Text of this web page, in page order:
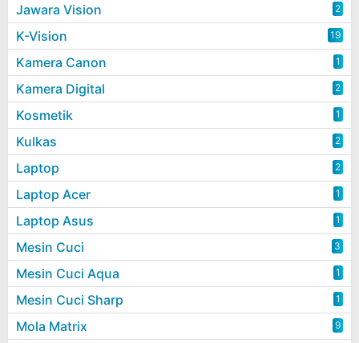
Jawara Vision 2
K-Vision 19
Kamera Canon 1
Kamera Digital 2
Kosmetik 1
Kulkas 2
Laptop 2
Laptop Acer 1
Laptop Asus 1
Mesin Cuci 3
Mesin Cuci Aqua 1
Mesin Cuci Sharp 1
Mola Matrix 9